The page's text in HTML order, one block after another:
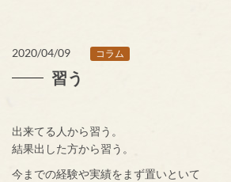
2020/04/09 コラム
習う
出来てる人から習う。
結果出した方から習う。
今までの経験や実績をまず置いといて